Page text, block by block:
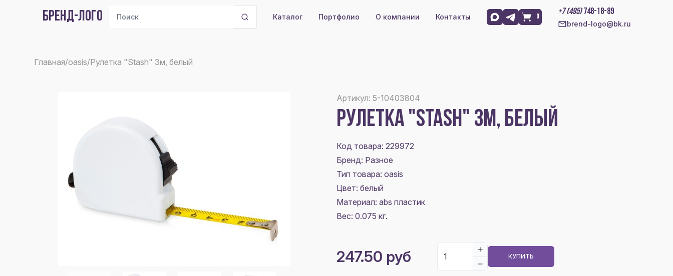
БРЕНД-ЛОГО Каталог Портфолио О компании Контакты 0
+7 (495)748-18-89
brend-logo@bk.ru
Главная/oasis/Рулетка "Stash" 3м, белый
Артикул: 5-10403804
РУЛЕТКА "STASH" 3М, БЕЛЫЙ
Код товара: 229972
Бренд: Разное
Тип товара: oasis
Цвет: белый
Материал: abs пластик
Вес: 0.075 кг.
247.50 руб КУПИТЬ